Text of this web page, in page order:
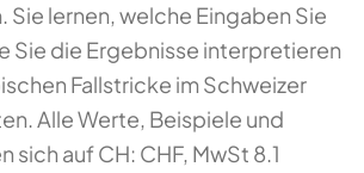
Sie lernen, welche Eingaben Sie
Sie die Ergebnisse interpretieren
Fallstricke im Schweizer
Alle Werte, Beispiele und
sich auf CH: CHF, MwSt 8.1